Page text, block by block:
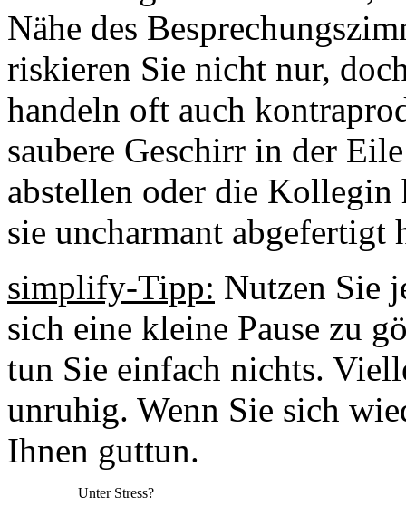
Nähe des
riskieren Sie nicht nur,
handeln oft auch
saubere Geschirr in der
abstellen oder die
sie uncharmant abgefertigt
simplify-Tipp: Nutzen Sie
sich eine kleine Pause zu
tun Sie einfach nichts.
unruhig. Wenn Sie sich
Ihnen guttun.
Unter Stress?